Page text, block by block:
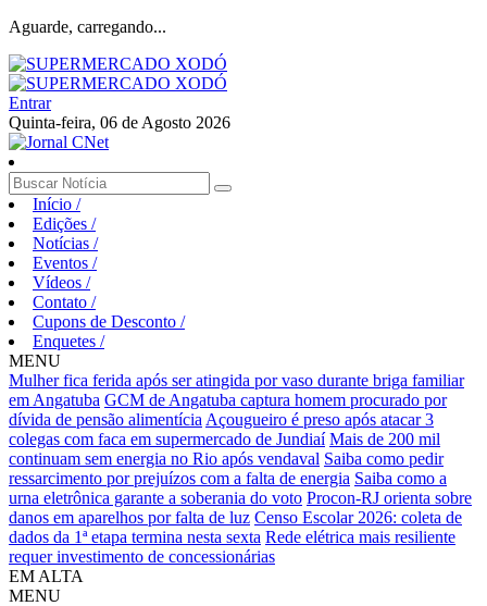
Aguarde, carregando...
Entrar
Quinta-feira, 06 de Agosto 2026
Início /
Edições /
Notícias /
Eventos /
Vídeos /
Contato /
Cupons de Desconto /
Enquetes /
MENU
Mulher fica ferida após ser atingida por vaso durante briga familiar
em Angatuba GCM de Angatuba captura homem procurado por
dívida de pensão alimentícia Açougueiro é preso após atacar 3
colegas com faca em supermercado de Jundiaí Mais de 200 mil
continuam sem energia no Rio após vendaval Saiba como pedir
ressarcimento por prejuízos com a falta de energia Saiba como a
urna eletrônica garante a soberania do voto Procon-RJ orienta sobre
danos em aparelhos por falta de luz Censo Escolar 2026: coleta de
dados da 1ª etapa termina nesta sexta Rede elétrica mais resiliente
requer investimento de concessionárias
EM ALTA
MENU